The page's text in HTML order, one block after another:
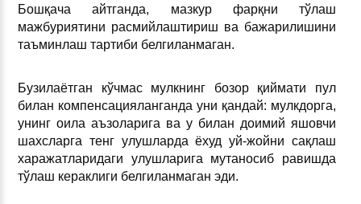
Бошқача айтганда, мазкур фарқни тўлаш
мажбуриятини расмийлаштириш ва бажарилишини
таъминлаш тартиби белгиланмаган.
Бузилаётган кўчмас мулкнинг бозор қиймати пул
билан компенсацияланганда уни қандай: мулкдорга,
унинг оила аъзоларига ва у билан доимий яшовчи
шахсларга тенг улушларда ёхуд уй-жойни сақлаш
харажатларидаги улушларига мутаносиб равишда
тўлаш кераклиги белгиланмаган эди.